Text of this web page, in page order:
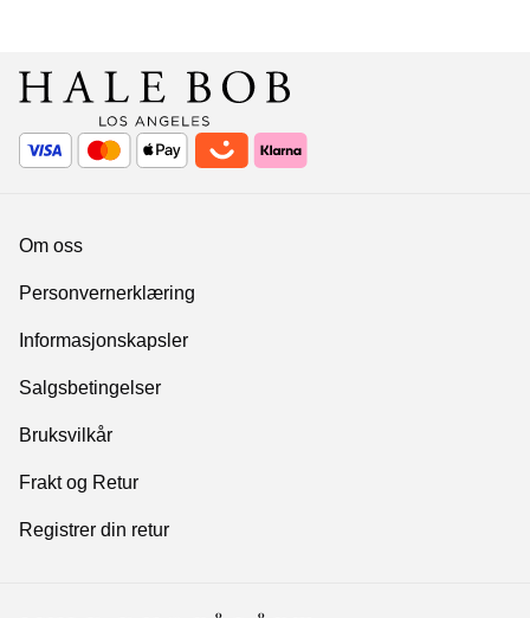
Om oss
Personvernerklæring
Informasjonskapsler
Salgsbetingelser
Bruksvilkår
Frakt og Retur
Registrer din retur